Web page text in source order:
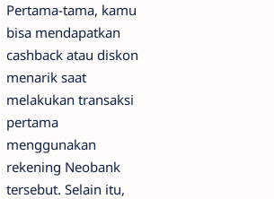
Pertama-tama, kamu
bisa mendapatkan
cashback atau diskon
menarik saat
melakukan transaksi
pertama
menggunakan
rekening Neobank
tersebut. Selain itu,